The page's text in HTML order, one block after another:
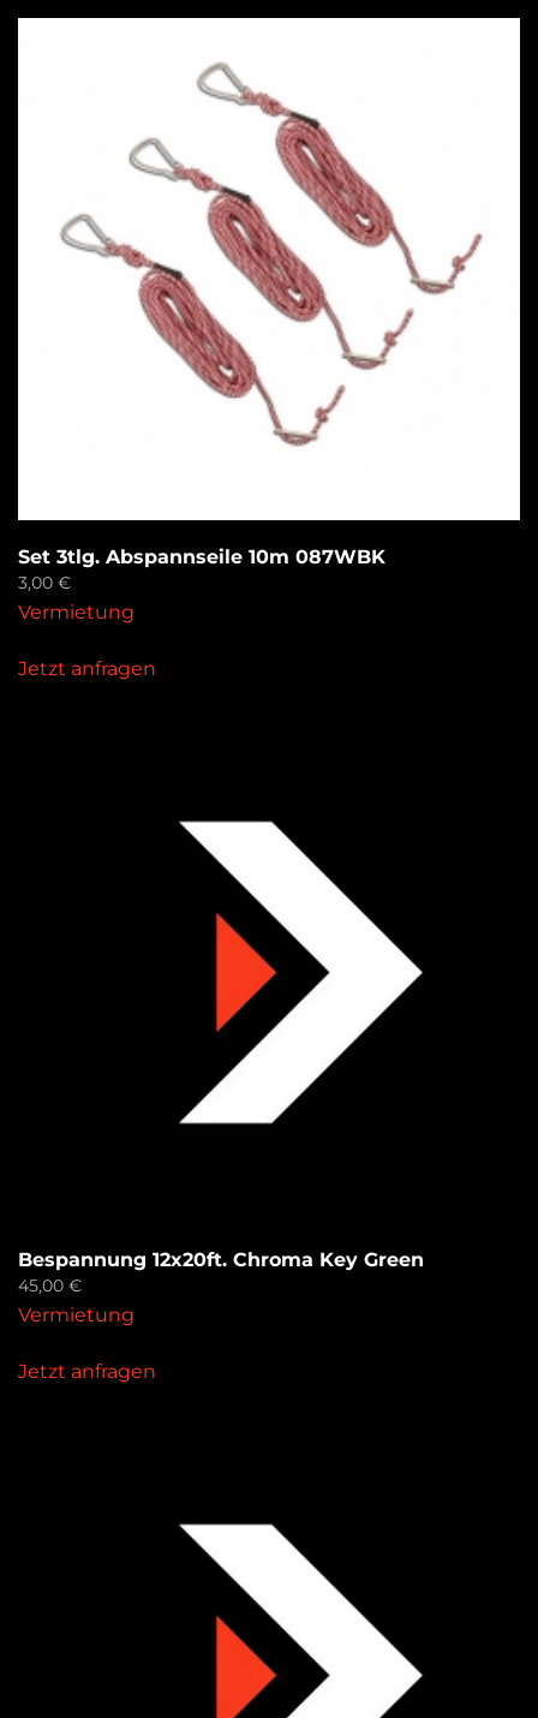
Set 3tlg. Abspannseile 10m 087WBK
3,00 €
Vermietung
Jetzt anfragen
Bespannung 12x20ft. Chroma Key Green
45,00 €
Vermietung
Jetzt anfragen